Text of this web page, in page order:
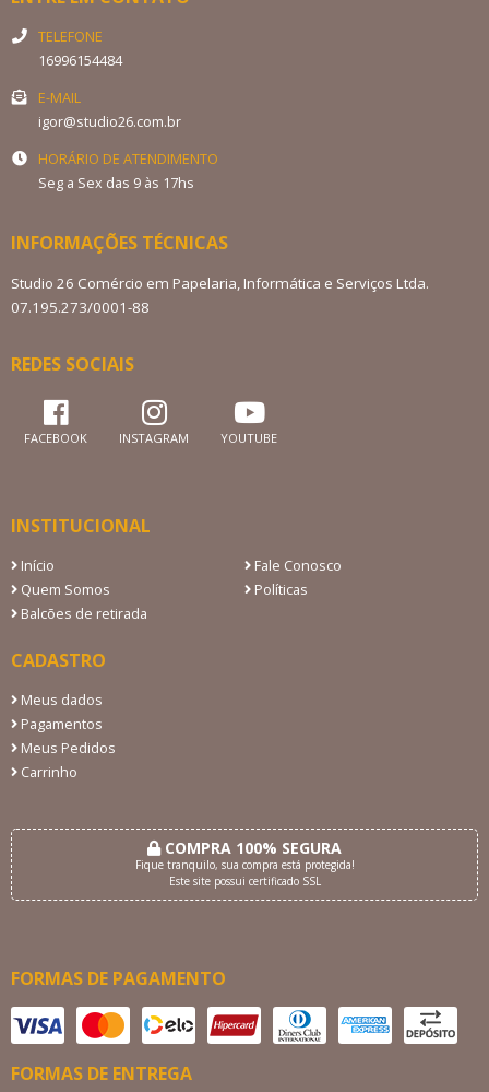
TELEFONE
16996154484
E-MAIL
igor@studio26.com.br
HORÁRIO DE ATENDIMENTO
Seg a Sex das 9 às 17hs
INFORMAÇÕES TÉCNICAS
Studio 26 Comércio em Papelaria, Informática e Serviços Ltda.
07.195.273/0001-88
REDES SOCIAIS
FACEBOOK INSTAGRAM YOUTUBE
INSTITUCIONAL
Início
Fale Conosco
Quem Somos
Políticas
Balcões de retirada
CADASTRO
Meus dados
Pagamentos
Meus Pedidos
Carrinho
COMPRA 100% SEGURA
Fique tranquilo, sua compra está protegida!
Este site possui certificado SSL
FORMAS DE PAGAMENTO
FORMAS DE ENTREGA